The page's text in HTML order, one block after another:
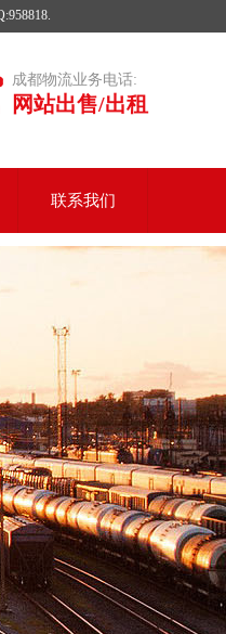
成都物流业务电话:
网站出售/出租
联系我们